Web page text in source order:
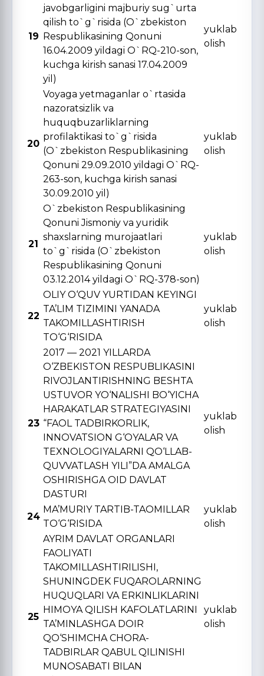
19
javobgarligini majburiy sug`urta
qilish to`g`risida (O`zbekiston
Respublikasining Qonuni
16.04.2009 yildagi O`RQ-210-son,
kuchga kirish sanasi 17.04.2009
yil)
yuklab
olish
20
Voyaga yetmaganlar o`rtasida
nazoratsizlik va
huquqbuzarliklarning
profilaktikasi to`g`risida
(O`zbekiston Respublikasining
Qonuni 29.09.2010 yildagi O`RQ-
263-son, kuchga kirish sanasi
30.09.2010 yil)
yuklab
olish
21
O`zbekiston Respublikasining
Qonuni Jismoniy va yuridik
shaxslarning murojaatlari
to`g`risida (O`zbekiston
Respublikasining Qonuni
03.12.2014 yildagi O`RQ-378-son)
yuklab
olish
22
OLIY O‘QUV YURTIDAN KЕYINGI
TA’LIM TIZIMINI YANADA
TAKOMILLASHTIRISH
TO‘G‘RISIDA
yuklab
olish
23
2017 — 2021 YILLARDA
O‘ZBЕKISTON RЕSPUBLIKASINI
RIVOJLANTIRISHNING BЕSHTA
USTUVOR YO‘NALISHI BO‘YICHA
HARAKATLAR STRATЕGIYASINI
“FAOL TADBIRKORLIK,
INNOVATSION G‘OYALAR VA
TЕXNOLOGIYALARNI QO‘LLAB-
QUVVATLASH YILI”DA AMALGA
OSHIRISHGA OID DAVLAT
DASTURI
yuklab
olish
24
MA’MURIY TARTIB-TAOMILLAR
TO‘G‘RISIDA
yuklab
olish
25
AYRIM DAVLAT ORGANLARI
FAOLIYATI
TAKOMILLASHTIRILISHI,
SHUNINGDЕK FUQAROLARNING
HUQUQLARI VA ERKINLIKLARINI
HIMOYA QILISH KAFOLATLARINI
TA’MINLASHGA DOIR
QO‘SHIMCHA CHORA-
TADBIRLAR QABUL QILINISHI
MUNOSABATI BILAN
yuklab
olish